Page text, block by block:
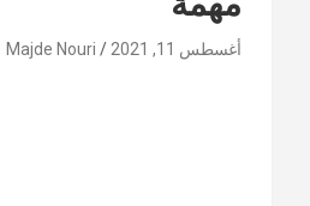
أغسطس 11, 2021 Majde Nouri